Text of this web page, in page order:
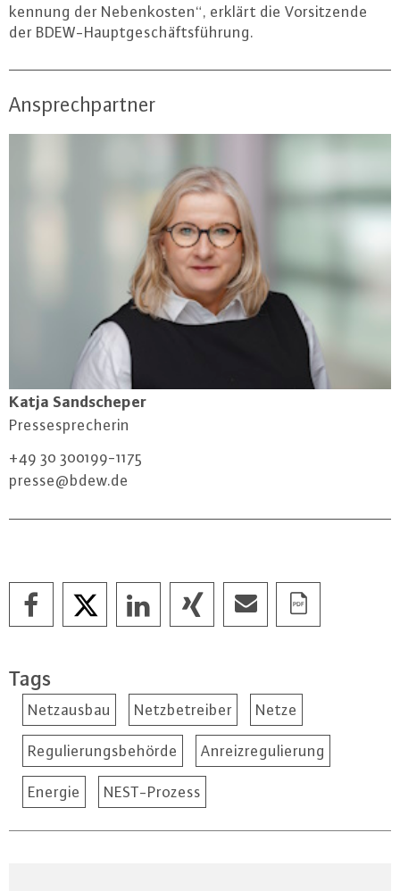
ken­nung der Ne­ben­kos­ten“, erklärt die Vor­sit­zen­de
der BDEW-Haupt­ge­schäfts­füh­rung.
Ansprechpartner
Katja Sand­sche­per
Pres­se­spre­che­rin
+49 30 300199-1175
presse@​bdew.​de
Tags
Netzausbau Netzbetreiber Netze
Regulierungsbehörde Anreizregulierung
Energie NEST-Prozess